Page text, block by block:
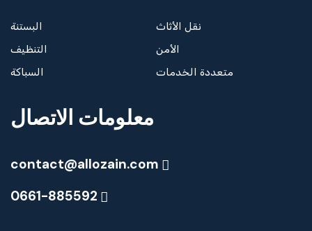
البستنة
نقل الأثاث
التنظيف
الأمن
السباكة
متعددة الخدمات
معلومات الاتصال